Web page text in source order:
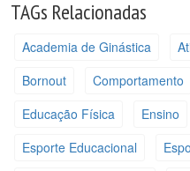
TAGs Relacionadas
Academia de Ginástica
Bornout
Comportamento
Educação Física
Ensino
Esporte Educacional